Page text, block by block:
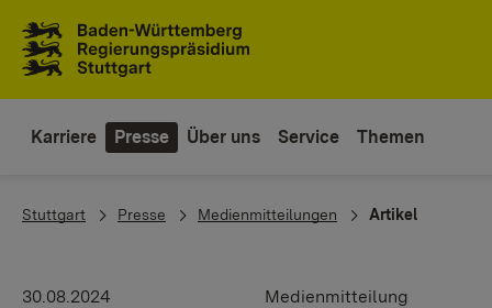
Karriere Presse Über uns Service Themen
You are here:
Stuttgart Presse Medienmitteilungen Artikel
30.08.2024
Medienmitteilung